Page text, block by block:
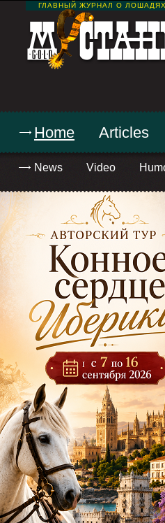
ГЛАВНЫЙ ЖУРНАЛ О ЛОШАДЯХ
Home
News Video
Articles